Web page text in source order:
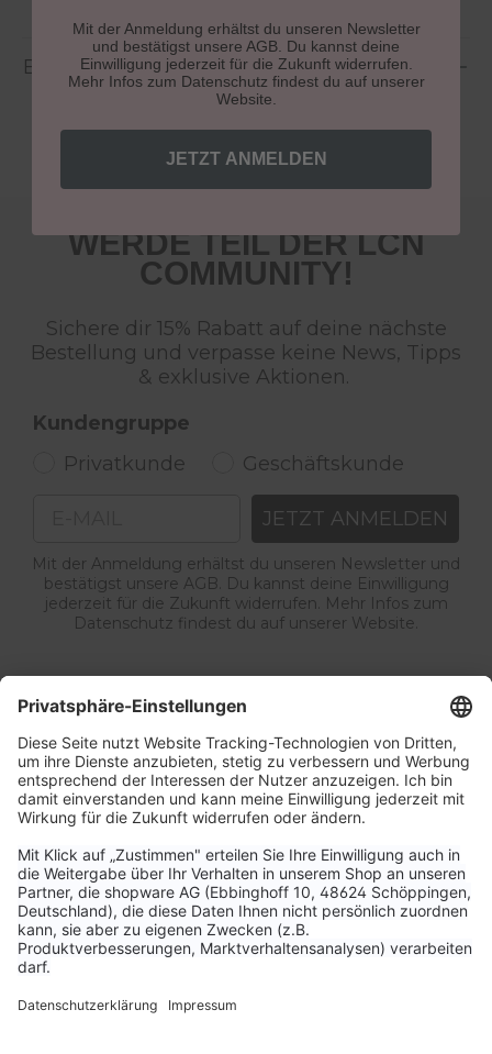
Bewertungen
WERDE TEIL DER LCN
COMMUNITY!
Sichere dir 15% Rabatt auf deine nächste
Bestellung und verpasse keine News, Tipps
& exklusive Aktionen.
Kundengruppe
Privatkunde
Geschäftskunde
JETZT ANMELDEN
Mit der Anmeldung erhältst du unseren Newsletter und
bestätigst unsere AGB. Du kannst deine Einwilligung
jederzeit für die Zukunft widerrufen. Mehr Infos zum
Datenschutz findest du auf unserer Website.
Unternehmen
Aktuelle Themen
Mit der Anmeldung erhältst du unseren Newsletter
und bestätigst unsere AGB. Du kannst deine
Einwilligung jederzeit für die Zukunft widerrufen.
Mehr Infos zum Datenschutz findest du auf unserer
Website.
JETZT ANMELDEN